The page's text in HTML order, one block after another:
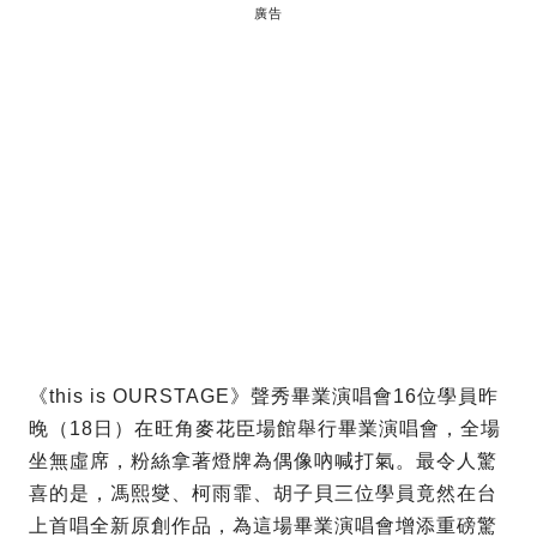
廣告
《this is OURSTAGE》聲秀畢業演唱會16位學員昨
晚（18日）在旺角麥花臣場館舉行畢業演唱會，全場
坐無虛席，粉絲拿著燈牌為偶像吶喊打氣。最令人驚
喜的是，馮熙燮、柯雨霏、胡子貝三位學員竟然在台
上首唱全新原創作品，為這場畢業演唱會增添重磅驚